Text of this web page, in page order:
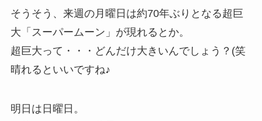
そうそう、来週の月曜日は約70年ぶりとなる超巨
大「スーパームーン」が現れるとか。
超巨大って・・・どんだけ大きいんでしょう？(笑
晴れるといいですね♪
明日は日曜日。